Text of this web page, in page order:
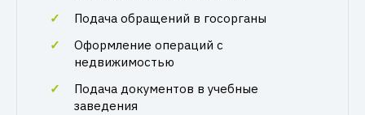
Подача обращений в госорганы
Оформление операций с
недвижимостью
Подача документов в учебные
заведения